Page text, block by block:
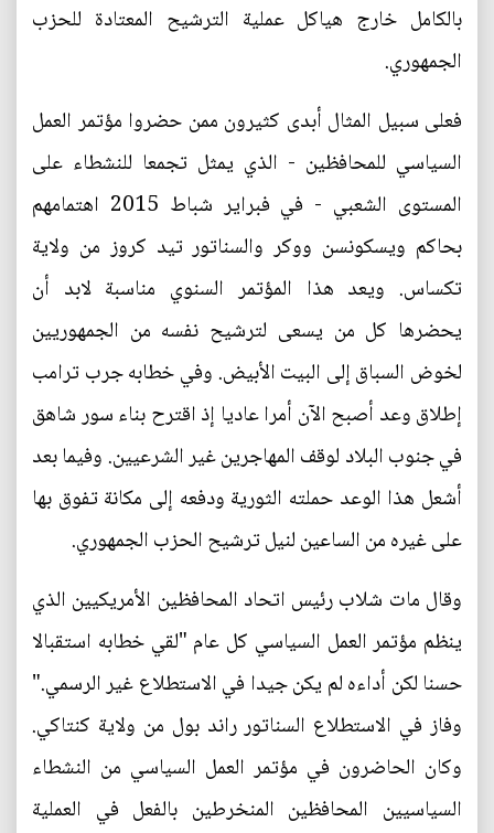
بالكامل خارج هياكل عملية الترشيح المعتادة للحزب
الجمهوري.
فعلى سبيل المثال أبدى كثيرون ممن حضروا مؤتمر العمل
السياسي للمحافظين - الذي يمثل تجمعا للنشطاء على
المستوى الشعبي - في فبراير شباط 2015 اهتمامهم
بحاكم ويسكونسن ووكر والسناتور تيد كروز من ولاية
تكساس. ويعد هذا المؤتمر السنوي مناسبة لابد أن
يحضرها كل من يسعى لترشيح نفسه من الجمهوريين
لخوض السباق إلى البيت الأبيض. وفي خطابه جرب ترامب
إطلاق وعد أصبح الآن أمرا عاديا إذ اقترح بناء سور شاهق
في جنوب البلاد لوقف المهاجرين غير الشرعيين. وفيما بعد
أشعل هذا الوعد حملته الثورية ودفعه إلى مكانة تفوق بها
على غيره من الساعين لنيل ترشيح الحزب الجمهوري.
وقال مات شلاب رئيس اتحاد المحافظين الأمريكيين الذي
ينظم مؤتمر العمل السياسي كل عام "لقي خطابه استقبالا
حسنا لكن أداءه لم يكن جيدا في الاستطلاع غير الرسمي."
وفاز في الاستطلاع السناتور راند بول من ولاية كنتاكي.
وكان الحاضرون في مؤتمر العمل السياسي من النشطاء
السياسيين المحافظين المنخرطين بالفعل في العملية